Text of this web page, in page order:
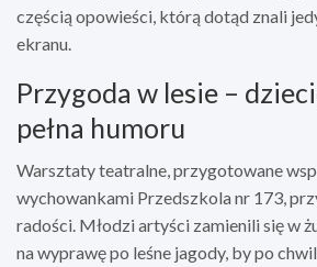
częścią opowieści, którą dotąd znali
ekranu.
Przygoda w lesie –
pełna humoru
Warsztaty teatralne, przygotowane
wychowankami Przedszkola nr 173,
radości. Młodzi artyści zamienili się w
na wyprawę po leśne jagody, by po